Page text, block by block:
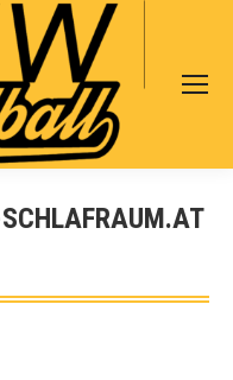
Search:
sich hier: